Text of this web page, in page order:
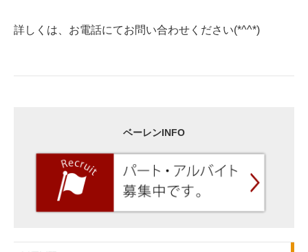
詳しくは、お電話にてお問い合わせください(*^^*)
ベーレンINFO